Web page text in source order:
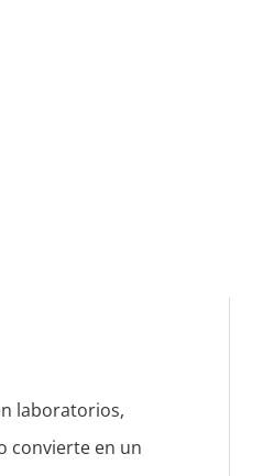
laboratorios,
convierte en un